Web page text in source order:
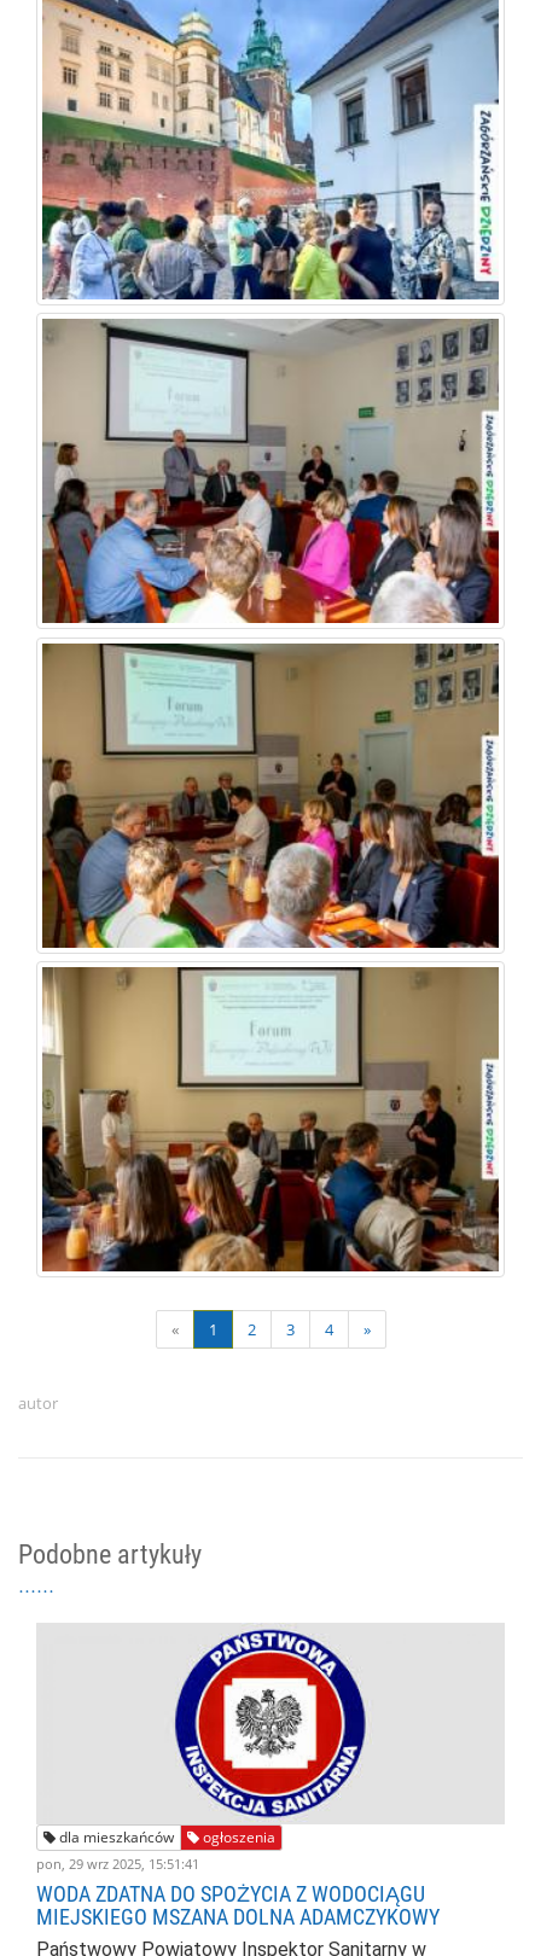
« 1 2 3 4 »
autor
Podobne artykuły
dla mieszkańców ogłoszenia
pon, 29 wrz 2025, 15:51:41
WODA ZDATNA DO SPOŻYCIA Z WODOCIĄGU
MIEJSKIEGO MSZANA DOLNA ADAMCZYKOWY
Państwowy Powiatowy Inspektor Sanitarny w